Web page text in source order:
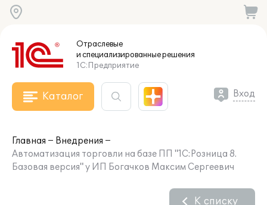
Отраслевые
и специализированныерешения
1С:Предприятие
Каталог Вход
Главная
Внедрения
Автоматизация торговли на базе ПП "1С:Розница 8.
Базовая версия" у ИП Богачков Максим Сергеевич
К списку